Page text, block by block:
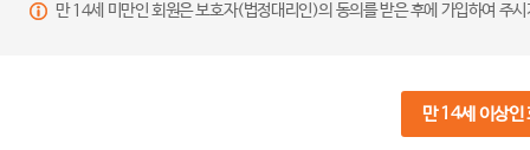
만 14세 미만인 회원은 보호자(법정대리인)의 동의를 받은 후에 가입하여 주
만 14세 이상인